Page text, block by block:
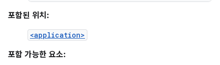
포함된 위치:
<application>
포함 가능한 요소: